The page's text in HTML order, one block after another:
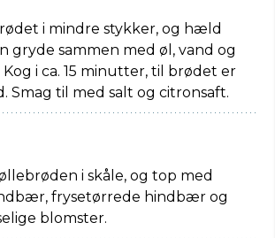
i mindre stykker, og hæld
gryde sammen med øl, vand og
i ca. 15 minutter, til brødet er
Smag til med salt og citronsaft.
i skåle, og top med
frysetørrede hindbær og
blomster.